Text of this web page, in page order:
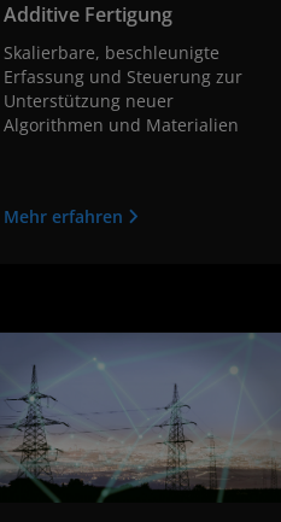
Additive Fertigung
Skalierbare, beschleunigte
Erfassung und Steuerung zur
Unterstützung neuer
Algorithmen und Materialien
Mehr erfahren